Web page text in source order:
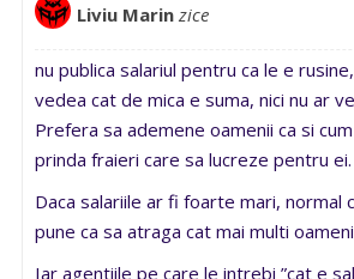
Liviu Marin zice
nu publica salariul pentru ca le e
vedea cat de mica e suma, nici nu ar
Prefera sa ademene oamenii ca si
prinda fraieri care sa lucreze pentru ei.
Daca salariile ar fi foarte mari, normal
pune ca sa atraga cat mai multi
Iar agentiile pe care le intrebi ”cat e